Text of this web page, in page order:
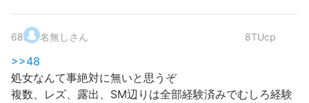
68. 名無しさん 8TUcp
>>48
処女なんて事絶対に無いと思うぞ
複数、レズ、露出、SM辺りは全部経験済みでむしろ経験